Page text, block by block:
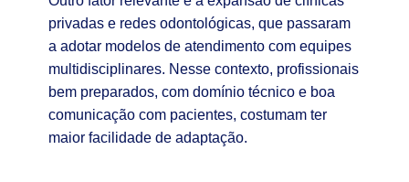
privadas e redes odontológicas, que passaram
a adotar modelos de atendimento com equipes
multidisciplinares. Nesse contexto, profissionais
bem preparados, com domínio técnico e boa
comunicação com pacientes, costumam ter
maior facilidade de adaptação.